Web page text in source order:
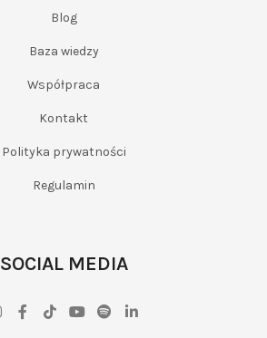
Blog
Baza wiedzy
Współpraca
Kontakt
Polityka prywatności
Regulamin
SOCIAL MEDIA